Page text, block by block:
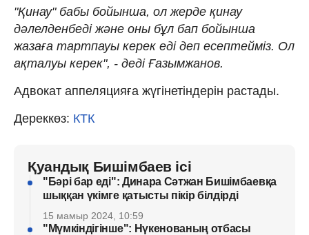
"Қинау" бабы бойынша, ол жерде қинау
дәлелденбеді және оны бұл бап бойынша
жазаға тартпауы керек еді деп есептейміз. Ол
ақталуы керек", - деді Ғазымжанов.
Адвокат аппеляцияға жүгінетіндерін растады.
Дереккөз: КТК
Қуандық Бишімбаев ісі
"Бәрі бар еді": Динара Сәтжан Бишімбаевқа
шыққан үкімге қатысты пікір білдірді
15 мамыр 2024, 10:59
"Мүмкіндігінше": Нүкенованың отбасы